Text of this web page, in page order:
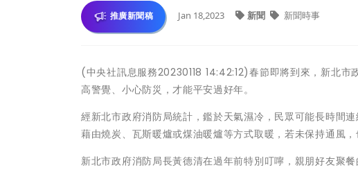
推廣新聞稿 Jan 18,2023 新聞 新聞時事
(中央社訊息服務20230118 14:42:12)春節即將到來，新北
高警覺、小心防災，才能平安過好年。
經新北市政府消防局統計，鑑於天氣濕冷，民眾可能長時間
藉由燒炭、瓦斯暖爐或煤油暖爐等方式取暖，若未保持通風，
新北市政府消防局長黃德清在過年前特別叮嚀，親朋好友聚